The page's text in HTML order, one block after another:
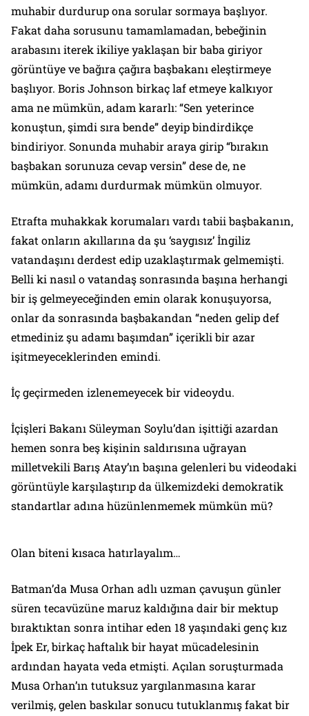
muhabir durdurup ona sorular sormaya başlıyor.
Fakat daha sorusunu tamamlamadan, bebeğinin
arabasını iterek ikiliye yaklaşan bir baba giriyor
görüntüye ve bağıra çağıra başbakanı eleştirmeye
başlıyor. Boris Johnson birkaç laf etmeye kalkıyor
ama ne mümkün, adam kararlı: “Sen yeterince
konuştun, şimdi sıra bende” deyip bindirdikçe
bindiriyor. Sonunda muhabir araya girip “bırakın
başbakan sorunuza cevap versin” dese de, ne
mümkün, adamı durdurmak mümkün olmuyor.
Etrafta muhakkak korumaları vardı tabii başbakanın,
fakat onların akıllarına da şu ‘saygısız’ İngiliz
vatandaşını derdest edip uzaklaştırmak gelmemişti.
Belli ki nasıl o vatandaş sonrasında başına herhangi
bir iş gelmeyeceğinden emin olarak konuşuyorsa,
onlar da sonrasında başbakandan “neden gelip def
etmediniz şu adamı başımdan” içerikli bir azar
işitmeyeceklerinden emindi.
İç geçirmeden izlenemeyecek bir videoydu.
İçişleri Bakanı Süleyman Soylu’dan işittiği azardan
hemen sonra beş kişinin saldırısına uğrayan
milletvekili Barış Atay’ın başına gelenleri bu videodaki
görüntüyle karşılaştırıp da ülkemizdeki demokratik
standartlar adına hüzünlenmemek mümkün mü?
Olan biteni kısaca hatırlayalım…
Batman’da Musa Orhan adlı uzman çavuşun günler
süren tecavüzüne maruz kaldığına dair bir mektup
bıraktıktan sonra intihar eden 18 yaşındaki genç kız
İpek Er, birkaç haftalık bir hayat mücadelesinin
ardından hayata veda etmişti. Açılan soruşturmada
Musa Orhan’ın tutuksuz yargılanmasına karar
verilmiş, gelen baskılar sonucu tutuklanmış fakat bir